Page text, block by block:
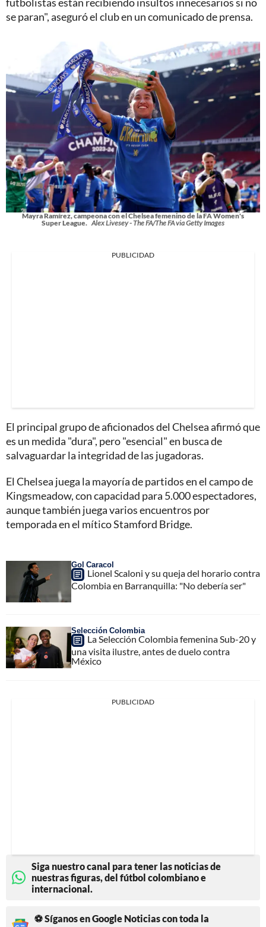
se paran", aseguró el club en un comunicado de prensa.
Mayra Ramírez, campeona con el Chelsea femenino de la FA Women's
Super League. Alex Livesey - The FA/The FA via Getty Images
PUBLICIDAD
El principal grupo de aficionados del Chelsea afirmó que
es un medida "dura", pero "esencial" en busca de
salvaguardar la integridad de las jugadoras.
El Chelsea juega la mayoría de partidos en el campo de
Kingsmeadow, con capacidad para 5.000 espectadores,
aunque también juega varios encuentros por
temporada en el mítico Stamford Bridge.
Gol Caracol
Lionel Scaloni y su queja del horario contra
Colombia en Barranquilla: "No debería ser"
Selección Colombia
La Selección Colombia femenina Sub-20 y
una visita ilustre, antes de duelo contra
México
PUBLICIDAD
Siga nuestro canal para tener las noticias de
nuestras figuras, del fútbol colombiano e
internacional.
⚽ Síganos en Google Noticias con toda la